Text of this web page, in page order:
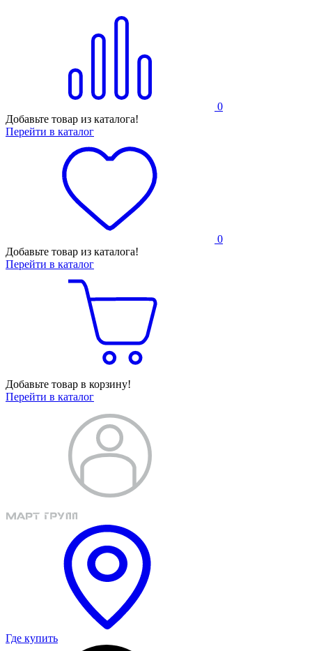
0
Добавьте товар из каталога!
Перейти в каталог
0
Добавьте товар из каталога!
Перейти в каталог
Добавьте товар в корзину!
Перейти в каталог
Где купить